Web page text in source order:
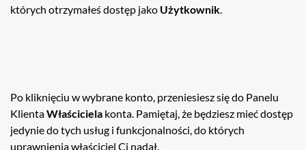
których otrzymałeś dostęp jako Użytkownik.
Po kliknięciu w wybrane konto, przeniesiesz się do Panelu
KlientaWłaściciela konta. Pamiętaj, że będziesz mieć dostęp
jedynie do tych usług i funkcjonalności, do których
uprawnienia właściciel Ci nadał.